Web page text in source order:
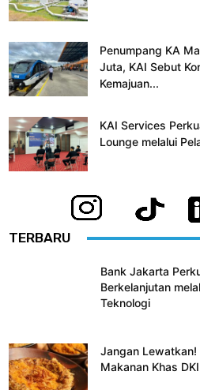
Penumpang KA
Juta, KAI Sebut
Kemajuan...
KAI Services
Lounge melalui
TERBARU
Bank Jakarta
Berkelanjutan
Teknologi
Jangan Lewatkan!
Makanan Khas